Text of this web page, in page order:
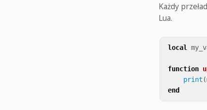
Każdy
Lua.
local
function
print (
end